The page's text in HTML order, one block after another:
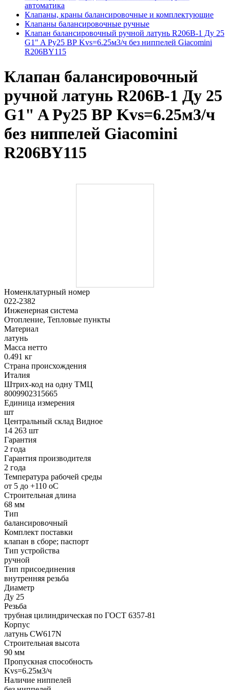
автоматика
Клапаны, краны балансировочные и комплектующие
Клапаны балансировочные ручные
Клапан балансировочный ручной латунь R206B-1 Ду 25
G1" A Ру25 ВР Kvs=6.25м3/ч без ниппелей Giacomini
R206BY115
Клапан балансировочный
ручной латунь R206B-1 Ду 25
G1" A Ру25 ВР Kvs=6.25м3/ч
без ниппелей Giacomini
R206BY115
Номенклатурный номер
022-2382
Инженерная система
Отопление, Тепловые пункты
Материал
латунь
Масса нетто
0.491 кг
Страна происхождения
Италия
Штрих-код на одну ТМЦ
8009902315665
Единица измерения
шт
Центральный склад Видное
14 263 шт
Гарантия
2 года
Гарантия производителя
2 года
Температура рабочей среды
от 5 до +110 oC
Строительная длина
68 мм
Тип
балансировочный
Комплект поставки
клапан в сборе; паспорт
Тип устройства
ручной
Тип присоединения
внутренняя резьба
Диаметр
Ду 25
Резьба
трубная цилиндрическая по ГОСТ 6357-81
Корпус
латунь CW617N
Строительная высота
90 мм
Пропускная способность
Kvs=6.25м3/ч
Наличие ниппелей